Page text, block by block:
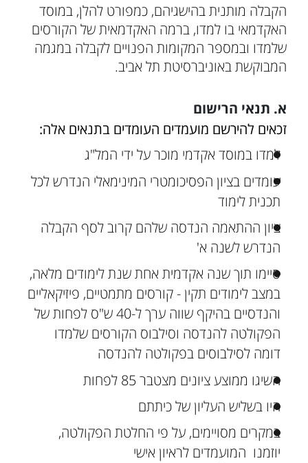
הקבלה מותנית בהישגיהם, כמפורט להלן, במוסד
האקדמאי בו למדו, ברמה האקדמאית של הקורסים
שלמדו ובמספר המקומות הפנויים לקבלה במגמה
המבוקשת באוניברסיטת תל אביב.
א. תנאי הרישום
זכאים להירשם מועמדים העומדים בתנאים אלה:
למדו במוסד אקדמי מוכר על ידי המל"ג
עומדים בציון הפסיכומטרי המינימאלי הנדרש לכל
תכנית לימוד
ציון ההתאמה הנדסה שלהם קרוב לסף הקבלה
הנדרש לשנה א'
סיימו תוך שנה אקדמית אחת שנת לימודים מלאה,
במצב לימודים תקין - קורסים מתמטיים, פיזיקאליים
והנדסיים בהיקף שווה ערך ל-40 ש"ס לפחות של
הפקולטה להנדסה וסילבוס הקורסים שלמדו
דומה לסילבוסים בפקולטה להנדסה
השיגו ממוצע ציונים מצטבר 85 לפחות
היו בשליש העליון של כיתתם
במקרים מסויימים, על פי החלטת הפקולטה,
יוזמנו המועמדים לראיון אישי